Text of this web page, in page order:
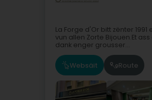
La Forge d'Or bitt zënter
vun allen Zorte Bijouen.Et
dank enger grousser...
Websäit Route